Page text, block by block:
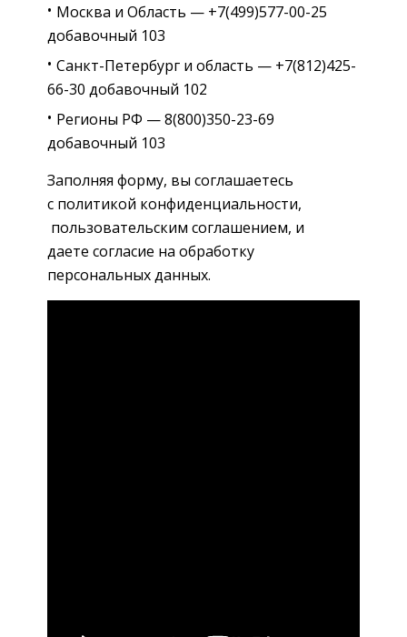
Москва и Область — +7(499)577-00-25
добавочный 103
Санкт-Петербург и область — +7(812)425-
66-30 добавочный 102
Регионы РФ — 8(800)350-23-69
добавочный 103
Заполняя форму, вы соглашаетесь
с политикой конфиденциальности,
пользовательским соглашением, и
даете согласие на обработку
персональных данных.